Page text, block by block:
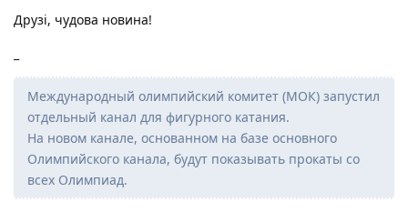
Друзі, чудова новина!
Международный олимпийский комитет (МОК) запустил
отдельный канал для фигурного катания.
На новом канале, основанном на базе основного
Олимпийского канала, будут показывать прокаты со
всех Олимпиад.